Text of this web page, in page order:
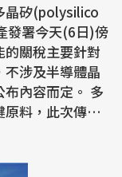
晶矽(polysilico
發署今天(6日)傍
關稅主要針對
涉及半導體晶
容而定。 多
料，此次傳出